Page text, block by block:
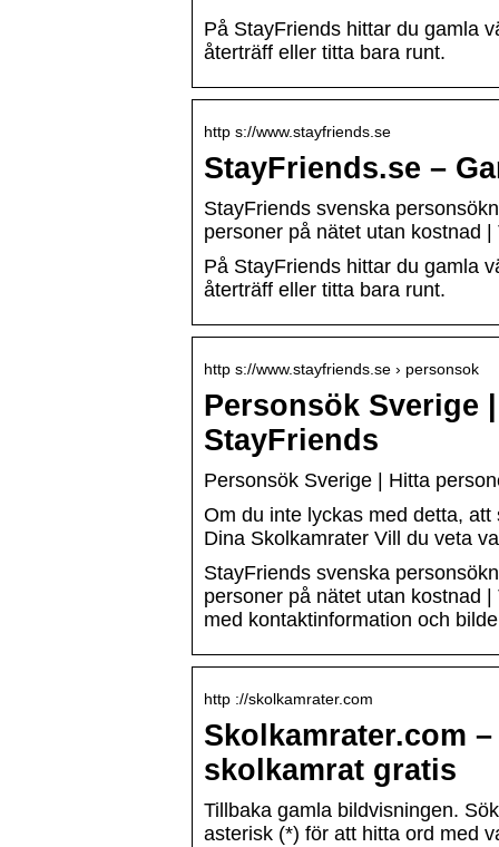
På StayFriends hittar du gamla
återträff eller titta bara runt.
http s://www.stayfriends.se
StayFriends.se –
StayFriends svenska
personer på nätet utan kostnad
På StayFriends hittar du gamla
återträff eller titta bara runt.
http s://www.stayfriends.se › personsok
Personsök Sverige
StayFriends
Personsök Sverige | Hitta
Om du inte lyckas med detta,
Dina Skolkamrater Vill du veta
StayFriends svenska
personer på nätet utan kostnad
med kontaktinformation och
http ://skolkamrater.com
Skolkamrater.com
skolkamrat gratis
Tillbaka gamla bildvisningen.
asterisk (*) för att hitta ord med